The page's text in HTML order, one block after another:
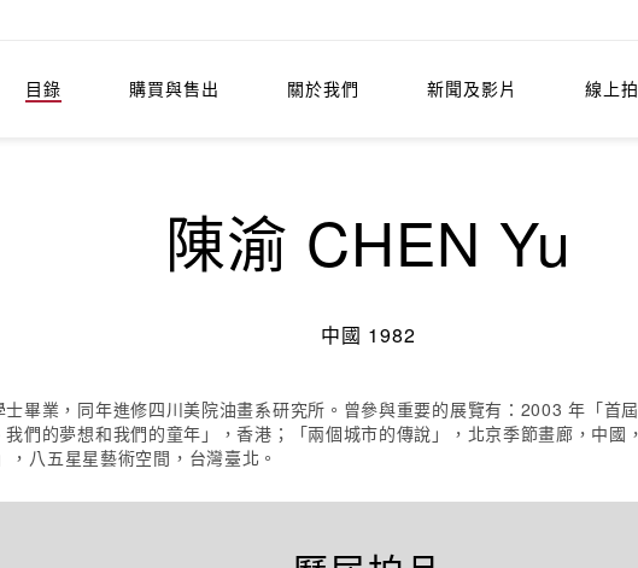
目錄 購買與售出 關於我們 新聞及影片 線上
陳渝 CHEN Yu
中國 1982
畢業，同年進修四川美院油畫系研究所。曾參與重要的展覽有：2003 年「首
們的夢想和我們的童年」，香港；「兩個城市的傳說」，北京季節畫廊，中
八五星星藝術空間，台灣臺北。